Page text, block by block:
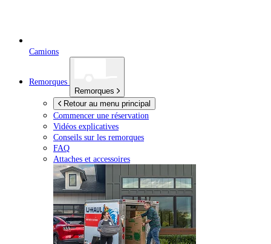
Camions
Remorques
Remorques
Retour au menu principal
Commencer une réservation
Vidéos explicatives
Conseils sur les remorques
FAQ
Attaches et accessoires